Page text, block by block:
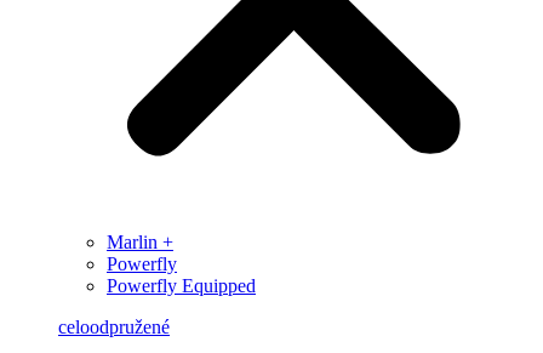
Marlin +
Powerfly
Powerfly Equipped
celoodpružené